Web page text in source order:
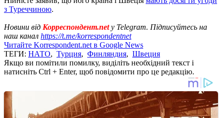
з Туреччиною.
Новини від Корреспондент.netу Telegram. Підписуйтесь на
наш канал https://t.me/korrespondentnet
Читайте Korrespondent.net в Google News
ТЕГИ: НАТО, Турция, Финляндия, Швеция
Якщо ви помітили помилку, виділіть необхідний текст і
натисніть Ctrl + Enter, щоб повідомити про це редакцію.